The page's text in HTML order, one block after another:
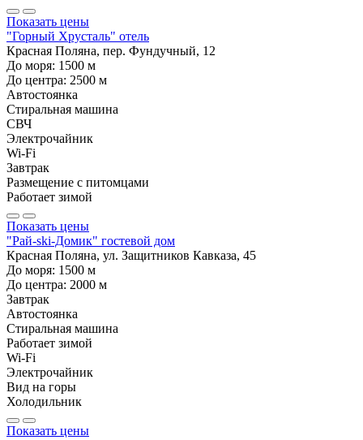
Показать цены
"Горный Хрусталь" отель
Красная Поляна, пер. Фундучный, 12
До моря: 1500 м
До центра: 2500 м
Автостоянка
Стиральная машина
СВЧ
Электрочайник
Wi-Fi
Завтрак
Размещение с питомцами
Работает зимой
Показать цены
"Рай-ski-Домик" гостевой дом
Красная Поляна, ул. Защитников Кавказа, 45
До моря: 1500 м
До центра: 2000 м
Завтрак
Автостоянка
Стиральная машина
Работает зимой
Wi-Fi
Электрочайник
Вид на горы
Холодильник
Показать цены